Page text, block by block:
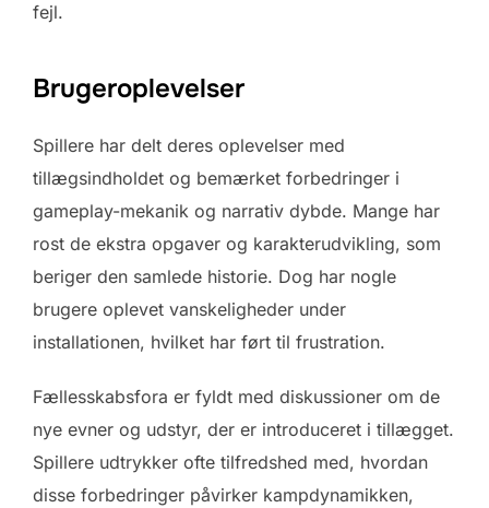
fejl.
Brugeroplevelser
Spillere har delt deres oplevelser med
tillægsindholdet og bemærket forbedringer i
gameplay-mekanik og narrativ dybde. Mange har
rost de ekstra opgaver og karakterudvikling, som
beriger den samlede historie. Dog har nogle
brugere oplevet vanskeligheder under
installationen, hvilket har ført til frustration.
Fællesskabsfora er fyldt med diskussioner om de
nye evner og udstyr, der er introduceret i tillægget.
Spillere udtrykker ofte tilfredshed med, hvordan
disse forbedringer påvirker kampdynamikken,